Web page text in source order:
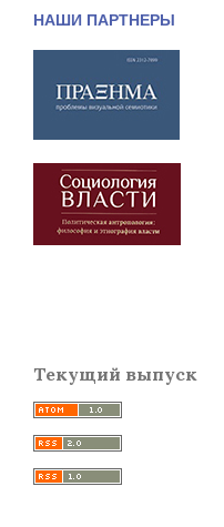
НАШИ ПАРТНЕРЫ
Текущий выпуск